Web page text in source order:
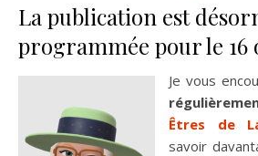
La publication est
programmée pour le 16
Je vous
Êtres de
savoir